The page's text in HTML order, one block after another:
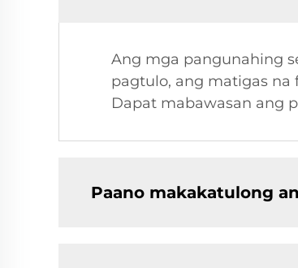
Ang mga pangunahing
pagtulo, ang matigas na
Dapat mabawasan ang
Paano makakatulong